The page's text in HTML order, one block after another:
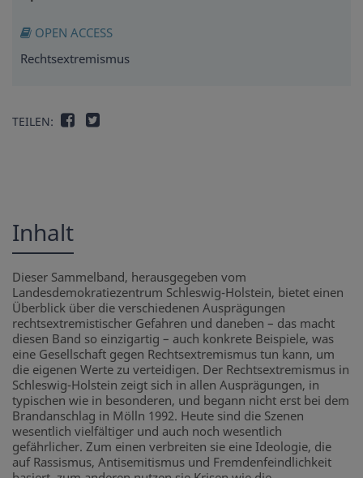
OPEN ACCESS
Rechtsextremismus
TEILEN:
Inhalt
Dieser Sammelband, herausgegeben vom
Landesdemokratiezentrum Schleswig-Holstein, bietet einen
Überblick über die verschiedenen Ausprägungen
rechtsextremistischer Gefahren und daneben – das macht
diesen Band so einzigartig – auch konkrete Beispiele, was
eine Gesellschaft gegen Rechtsextremismus tun kann, um
die eigenen Werte zu verteidigen. Der Rechtsextremismus in
Schleswig-Holstein zeigt sich in allen Ausprägungen, in
typischen wie in besonderen, und begann nicht erst bei dem
Brandanschlag in Mölln 1992. Heute sind die Szenen
wesentlich vielfältiger und auch noch wesentlich
gefährlicher. Zum einen verbreiten sie eine Ideologie, die
auf Rassismus, Antisemitismus und Fremdenfeindlichkeit